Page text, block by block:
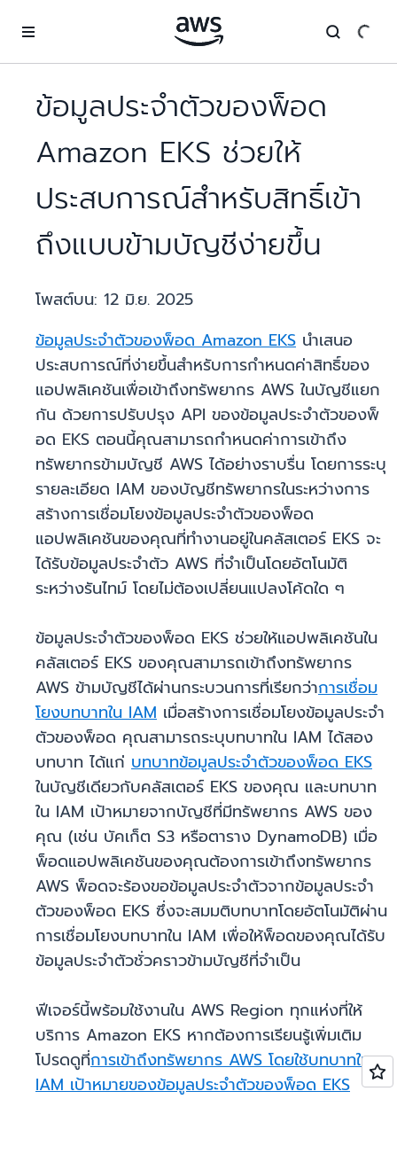
ข้อมูลประจำตัวของพ็อด
Amazon EKS ช่วยให้
ประสบการณ์สำหรับสิทธิ์เข้า
ถึงแบบข้ามบัญชีง่ายขึ้น
โพสต์บน: 12 มิ.ย. 2025
ข้อมูลประจำตัวของพ็อด Amazon EKS นำเสนอ
ประสบการณ์ที่ง่ายขึ้นสำหรับการกำหนดค่าสิทธิ์ของ
แอปพลิเคชันเพื่อเข้าถึงทรัพยากร AWS ในบัญชีแยก
กัน ด้วยการปรับปรุง API ของข้อมูลประจำตัวของพ็
อด EKS ตอนนี้คุณสามารถกำหนดค่าการเข้าถึง
ทรัพยากรข้ามบัญชี AWS ได้อย่างราบรื่น โดยการระบุ
รายละเอียด IAM ของบัญชีทรัพยากรในระหว่างการ
สร้างการเชื่อมโยงข้อมูลประจำตัวของพ็อด
แอปพลิเคชันของคุณที่ทำงานอยู่ในคลัสเตอร์ EKS จะ
ได้รับข้อมูลประจำตัว AWS ที่จำเป็นโดยอัตโนมัติ
ระหว่างรันไทม์ โดยไม่ต้องเปลี่ยนแปลงโค้ดใด ๆ
ข้อมูลประจำตัวของพ็อด EKS ช่วยให้แอปพลิเคชันใน
คลัสเตอร์ EKS ของคุณสามารถเข้าถึงทรัพยากร
AWS ข้ามบัญชีได้ผ่านกระบวนการที่เรียกว่าการเชื่อม
โยงบทบาทใน IAM เมื่อสร้างการเชื่อมโยงข้อมูลประจำ
ตัวของพ็อด คุณสามารถระบุบทบาทใน IAM ได้สอง
บทบาท ได้แก่ บทบาทข้อมูลประจำตัวของพ็อด EKS
ในบัญชีเดียวกับคลัสเตอร์ EKS ของคุณ และบทบาท
ใน IAM เป้าหมายจากบัญชีที่มีทรัพยากร AWS ของ
คุณ (เช่น บัคเก็ต S3 หรือตาราง DynamoDB) เมื่อ
พ็อดแอปพลิเคชันของคุณต้องการเข้าถึงทรัพยากร
AWS พ็อดจะร้องขอข้อมูลประจำตัวจากข้อมูลประจำ
ตัวของพ็อด EKS ซึ่งจะสมมติบทบาทโดยอัตโนมัติผ่าน
การเชื่อมโยงบทบาทใน IAM เพื่อให้พ็อดของคุณได้รับ
ข้อมูลประจำตัวชั่วคราวข้ามบัญชีที่จำเป็น
ฟีเจอร์นี้พร้อมใช้งานใน AWS Region ทุกแห่งที่ให้
บริการ Amazon EKS หากต้องการเรียนรู้เพิ่มเติม
โปรดดูที่การเข้าถึงทรัพยากร AWS โดยใช้บทบาทใน
IAM เป้าหมายของข้อมูลประจำตัวของพ็อด EKS